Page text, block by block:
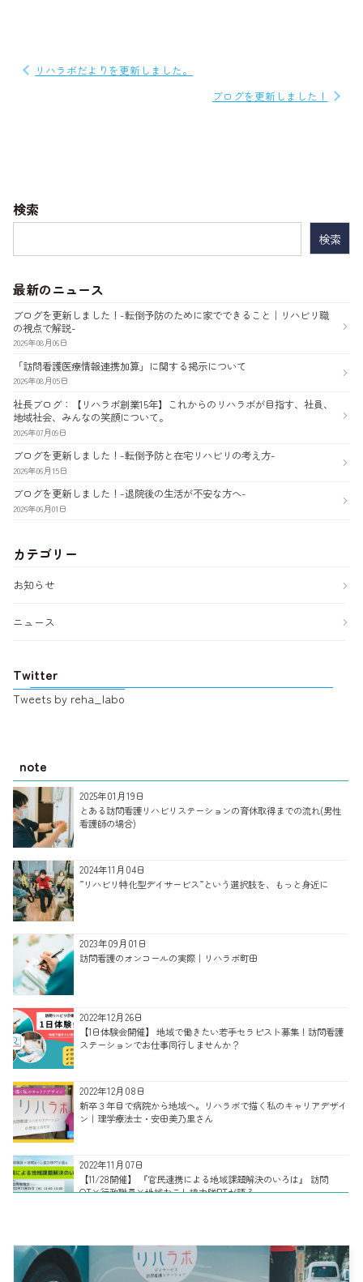
投
ー
シ
ョ
ン
リハラボだよりを更新しました。
ブログを更新しました！
検索
最新のニュース
ブログを更新しました！-転倒予防のために家でできること｜リハビリ職
の視点で解説-
2026年08月06日
「訪問看護医療情報連携加算」に関する掲示について
2026年08月05日
社長ブログ：【リハラボ創業15年】これからのリハラボが目指す、社員、
地域社会、みんなの笑顔について。
2026年07月09日
ブログを更新しました！-転倒予防と在宅リハビリの考え方-
2026年06月15日
ブログを更新しました！-退院後の生活が不安な方へ-
2026年06月01日
カテゴリー
お知らせ
ニュース
Twitter
Tweets by reha_labo
note
2025年01月19日
とある訪問看護リハビリステーションの育休取得までの流れ(男性
看護師の場合)
2024年11月04日
”リハビリ特化型デイサービス”という選択肢を、もっと身近に
2023年09月01日
訪問看護のオンコールの実際｜リハラボ町田
2022年12月26日
【1日体験会開催】 地域で働きたい若手セラピスト募集！訪問看護
ステーションでお仕事同行しませんか？
2022年12月08日
新卒３年目で病院から地域へ。リハラボで描く私のキャリアデザイ
ン｜理学療法士・安田美乃里さん
2022年11月07日
【11/28開催】 『官民連携による地域課題解決のいろは』 訪問
OT×行政職員×地域おこし協力隊PTが語る
多様な強みを併せ持つ、リハラボ訪問看護部門リハビリチームのご
紹介｜主任/理学療法士・目代桃子さん